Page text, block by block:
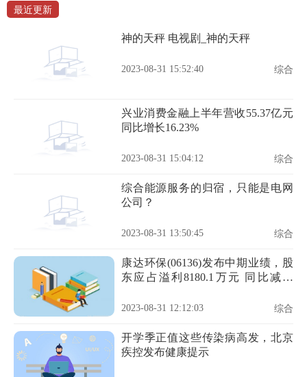
最近更新
神的天秤 电视剧_神的天秤
2023-08-31 15:52:40 综合
兴业消费金融上半年营收55.37亿元
同比增长16.23%
2023-08-31 15:04:12 综合
综合能源服务的归宿，只能是电网
公司？
2023-08-31 13:50:45 综合
康达环保(06136)发布中期业绩，股
东应占溢利8180.1万元 同比减少
2023-08-31 12:12:03 综合
开学季正值这些传染病高发，北京
疾控发布健康提示